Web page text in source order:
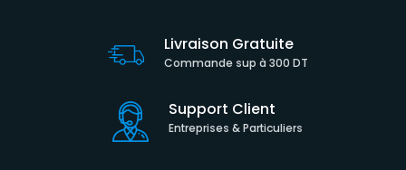
Livraison Gratuite
Commande sup à 300 DT
Support Client
Entreprises & Particuliers